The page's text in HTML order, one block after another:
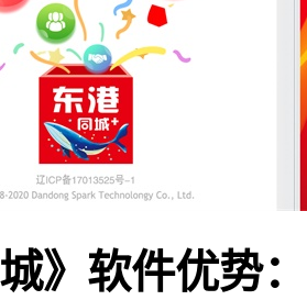
》软件优势：